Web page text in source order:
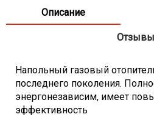
- Теплообменник - стальной
- Расход природного газа - 1,18
дюйма
- Диаметр патрубка системы
- Габариты (ВхШхГ) -
Описание
Отзывы
Напольный газовый
последнего поколения.
энергонезависим, имеет
эффективность